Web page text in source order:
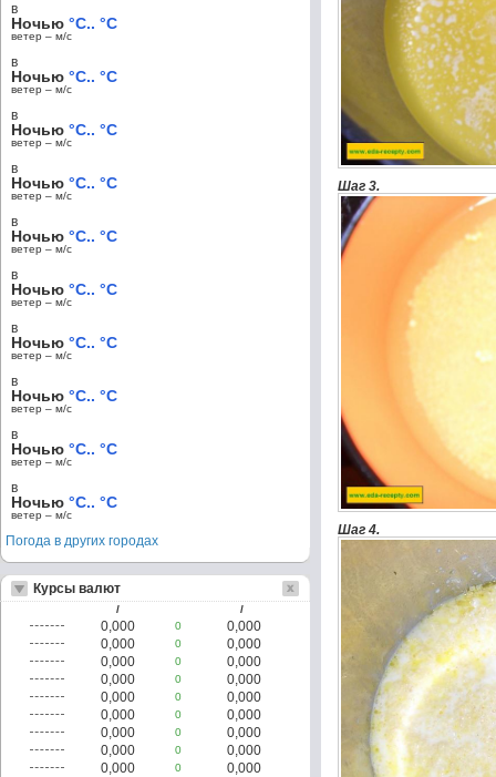
Шаг 3.
Шаг 4.
в
Ночью °C.. °C
ветер – м/c
в
Ночью °C.. °C
ветер – м/c
в
Ночью °C.. °C
ветер – м/c
в
Ночью °C.. °C
ветер – м/c
в
Ночью °C.. °C
ветер – м/c
в
Ночью °C.. °C
ветер – м/c
в
Ночью °C.. °C
ветер – м/c
в
Ночью °C.. °C
ветер – м/c
в
Ночью °C.. °C
ветер – м/c
в
Ночью °C.. °C
ветер – м/c
Погода в других городах
Курсы валют
/ /
0,000 0
0,000
0,000
0
0,000
0,000
0
0,000
0,000
0
0,000
0,000
0
0,000
0,000
0
0,000
0,000
0
0,000
0,000
0
0,000
0,000
0
0,000